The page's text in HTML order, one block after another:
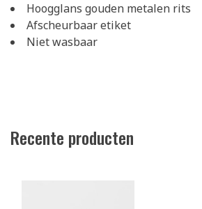
Hoogglans gouden metalen rits
Afscheurbaar etiket
Niet wasbaar
Recente producten